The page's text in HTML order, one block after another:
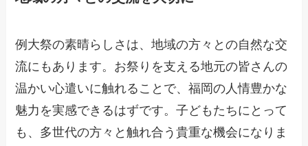
例大祭の素晴らしさは、地域の方々との自然な交
流にもあります。お祭りを支える地元の皆さんの
温かい心遣いに触れることで、福岡の人情豊かな
魅力を実感できるはずです。子どもたちにとって
も、多世代の方々と触れ合う貴重な機会になりま